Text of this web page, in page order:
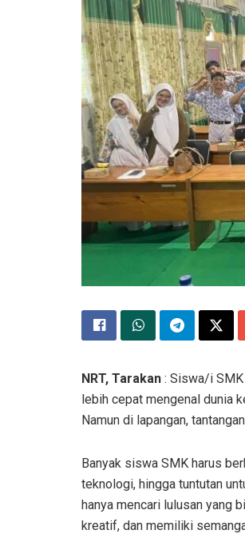
NRT, Tarakan : Siswa/i
lebih cepat mengenal dunia
Namun di lapangan,
Banyak siswa SMK harus
teknologi, hingga tuntutan
hanya mencari lulusan yang
kreatif, dan memiliki